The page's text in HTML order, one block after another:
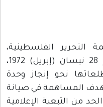
التحرير الفلسطينية،
وبصدور العدد الأول منها يوم 28 نيسان (إبريل) 1972،
نحو إنجاز وحدة
المساهمة في صيانة
من التبعية الإعلامية